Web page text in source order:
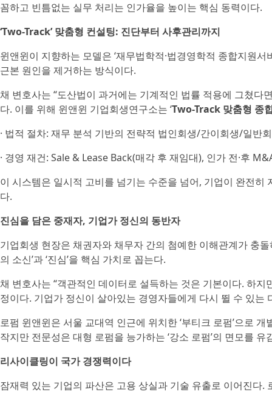
꼼하고 빈틈없는 실무 처리는 인가율을 높이는 핵심 동력이다.
‘Two-Track’ 맞춤형 컨설팅: 진단부터 사후관리까지
윈앤윈이 지향하는 모델은 ‘재무법학적·법경영학적 종합지원
근본 원인을 제거하는 방식이다.
채 변호사는 “도산법이 과거에는 기계적인 법률 적용에 그쳤
다. 이를 위해 윈앤윈 기업회생연구소는 ‘Two-Track 맞춤형 종
· 법적 절차: 재무 분석 기반의 전략적 법인회생/간이회생/일반
· 경영 재건: Sale & Lease Back(매각 후 재임대), 인가 전·후
이 시스템은 일시적 고비를 넘기는 수준을 넘어, 기업이 완전
다.
진심을 담은 중재자, 기업가 정신의 동반자
기업회생 현장은 채권자와 채무자 간의 첨예한 이해관계가 충
의 소신’과 ‘진심’을 핵심 가치로 꼽는다.
채 변호사는 “객관적인 데이터로 설득하는 것은 기본이다. 하
정이다. 기업가 정신이 살아있는 경영자들에게 다시 뛸 수 있는
로펌 윈앤윈은 서울 교대역 인근에 위치한 ‘부티크 로펌’으로
작지만 전문성은 대형 로펌을 능가하는 ‘강소 로펌’의 면모를
리사이클링이 국가 경쟁력이다
잠재력 있는 기업의 파산은 고용 상실과 기술 유출로 이어진다